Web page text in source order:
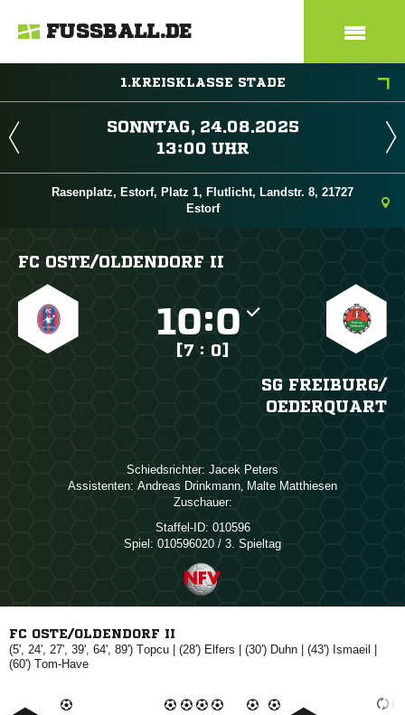
FUSSBALL.DE
1.KREISKLASSE STADE
 
 
Rasenplatz, Estorf, Platz 1, Flutlicht, Landstr. 8, 21727
Estorf
FC OSTE/​OLDENDORF II
:
[7 : 0]
SG FREIBURG/​
OEDERQUART
Schiedsrichter:  
Assistenten:  ,  
Zuschauer:
Staffel-ID: 010596
Spiel: 010596020 / 3. Spieltag
FC OSTE/OLDENDORF II
(5', 24', 27', 39', 64', 89')  | (28')  | (30')  | (43') 
(60') 